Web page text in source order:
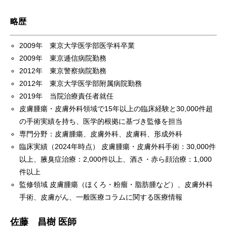
略歴
2009年 東京大学医学部医学科卒業
2009年 東京逓信病院勤務
2012年 東京警察病院勤務
2012年 東京大学医学部附属病院勤務
2019年 当院治療責任者就任
皮膚腫瘍・皮膚外科領域で15年以上の臨床経験と30,000件超
の手術実績を持ち、医学的根拠に基づき監修を担当
専門分野：皮膚腫瘍、皮膚外科、皮膚科、形成外科
臨床実績（2024年時点） 皮膚腫瘍・皮膚外科手術：30,000件
以上、腋臭症治療：2,000件以上、酒さ・赤ら顔治療：1,000
件以上
監修領域 皮膚腫瘍（ほくろ・粉瘤・脂肪腫など）、皮膚外科
手術、皮膚がん、一般医療コラムに関する医療情報
佐藤 昌樹 医師